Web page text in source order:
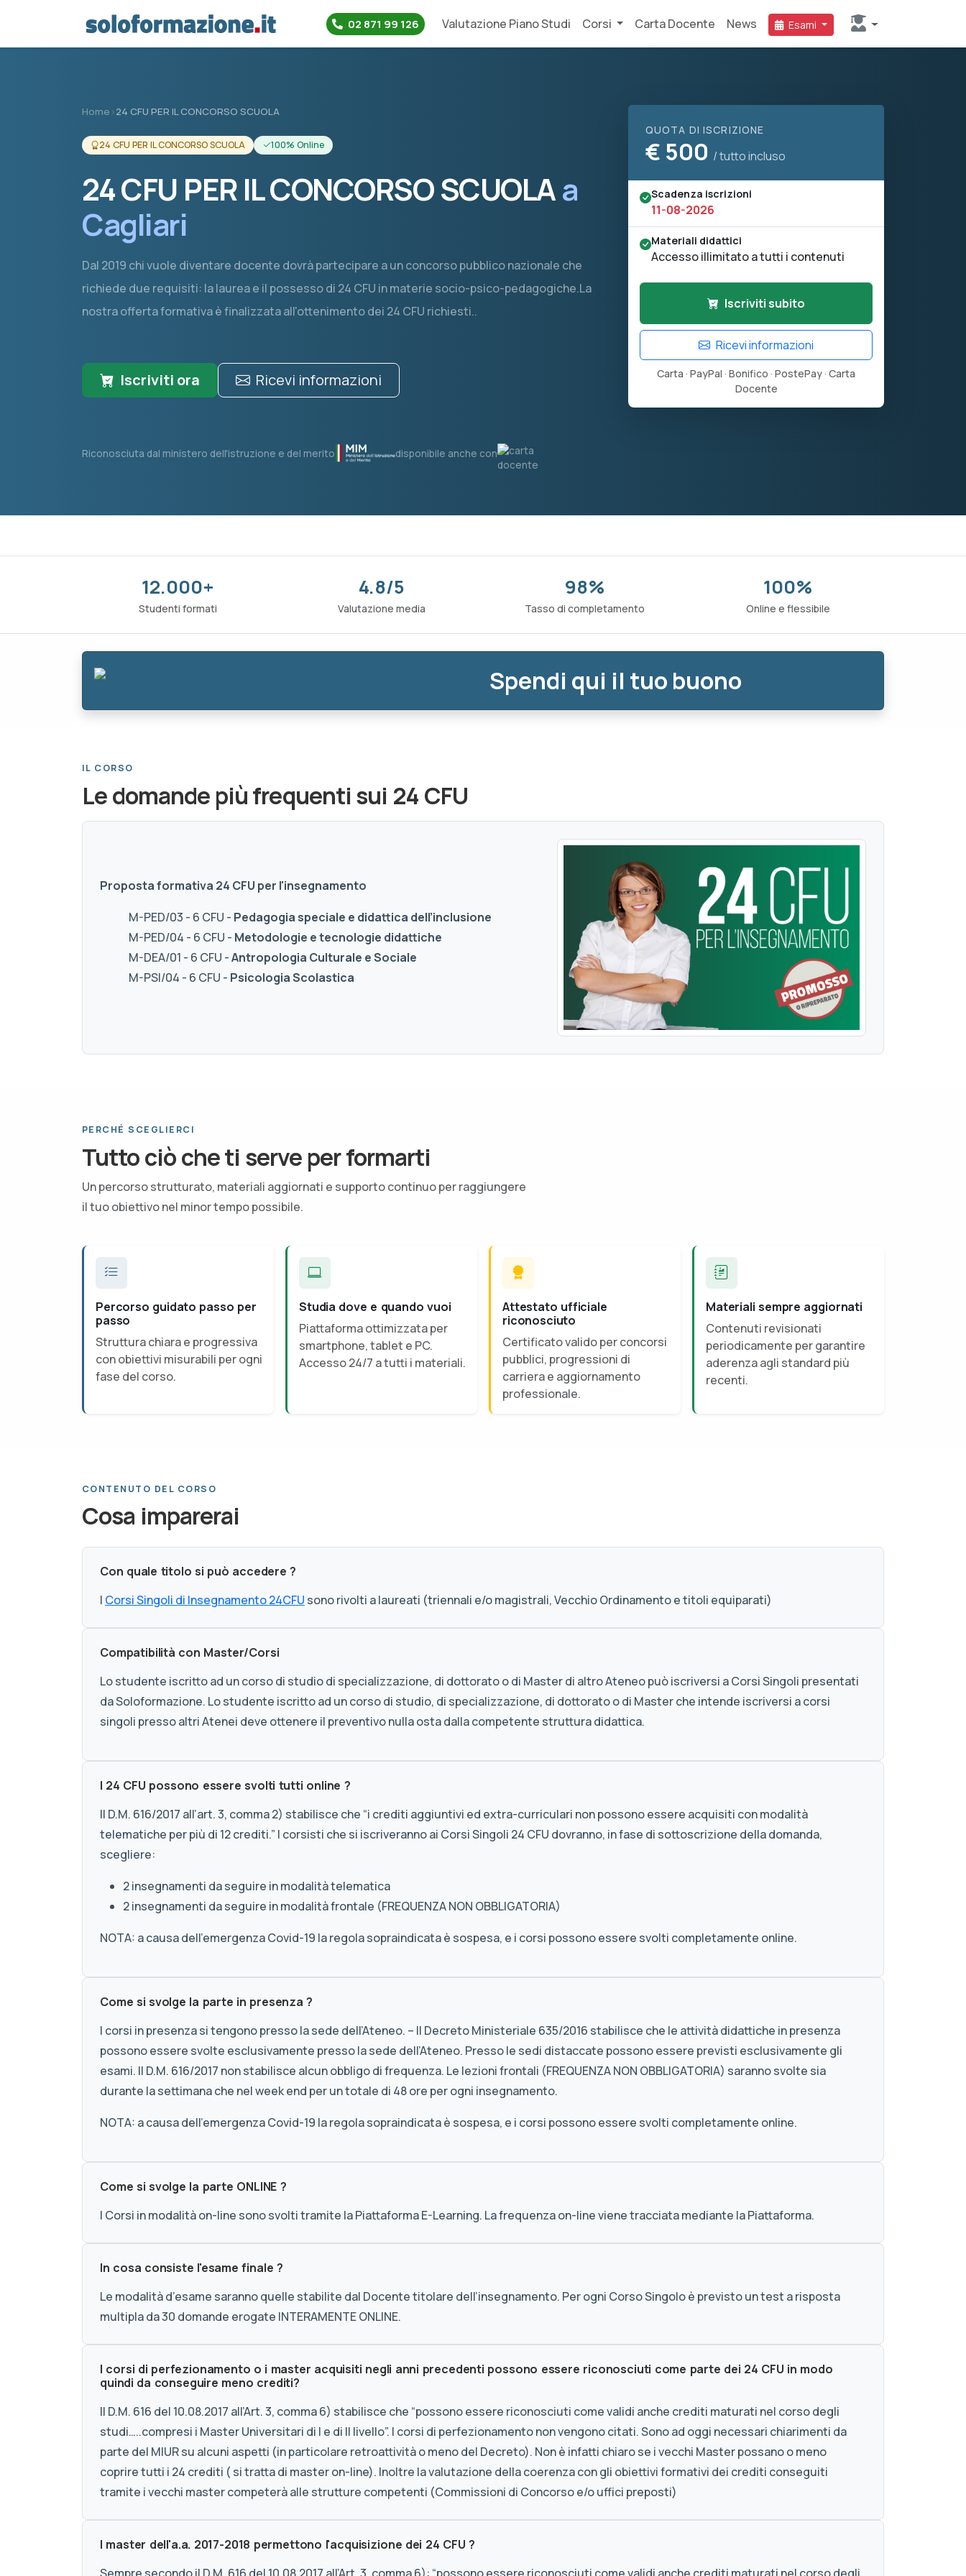
02 871 99 126 Valutazione Piano Studi Corsi Carta Docente News Esami
Home ›24 CFU PER IL CONCORSO SCUOLA
24 CFU PER IL CONCORSO SCUOLA 100% Online
24 CFU PER IL CONCORSO SCUOLAa
Cagliari
Dal 2019 chi vuole diventare docente dovrà partecipare a un concorso pubblico nazionale che
richiede due requisiti: la laurea e il possesso di 24 CFU in materie socio-psico-pedagogiche.La
nostra offerta formativa è finalizzata all'ottenimento dei 24 CFU richiesti..
Iscriviti ora Ricevi informazioni
Riconosciuta dal ministero dell'istruzione e del merito disponibile anche con
QUOTA DI ISCRIZIONE
€ 500 / tutto incluso
Scadenza iscrizioni
11-08-2026
Materiali didattici
Accesso illimitato a tutti i contenuti
Iscriviti subito
Ricevi informazioni
Carta · PayPal · Bonifico · PostePay · Carta
Docente
12.000+
Studenti formati
4.8/5
Valutazione media
98%
Tasso di completamento
100%
Online e flessibile
Spendi qui il tuo buono
IL CORSO
Le domande più frequenti sui 24 CFU
Proposta formativa 24 CFU per l'insegnamento
M-PED/03 - 6 CFU - Pedagogia speciale e didattica dell’inclusione
M-PED/04 - 6 CFU - Metodologie e tecnologie didattiche
M-DEA/01 - 6 CFU -Antropologia Culturale e Sociale
M-PSI/04 - 6 CFU - Psicologia Scolastica
PERCHÉ SCEGLIERCI
Tutto ciò che ti serve per formarti
Un percorso strutturato, materiali aggiornati e supporto continuo per raggiungere
il tuo obiettivo nel minor tempo possibile.
Percorso guidato passo per
passo
Struttura chiara e progressiva
con obiettivi misurabili per ogni
fase del corso.
Studia dove e quando vuoi
Piattaforma ottimizzata per
smartphone, tablet e PC.
Accesso 24/7 a tutti i materiali.
Attestato ufficiale
riconosciuto
Certificato valido per concorsi
pubblici, progressioni di
carriera e aggiornamento
professionale.
Materiali sempre aggiornati
Contenuti revisionati
periodicamente per garantire
aderenza agli standard più
recenti.
CONTENUTO DEL CORSO
Cosa imparerai
Con quale titolo si può accedere ?
I Corsi Singoli di Insegnamento 24CFU sono rivolti a laureati (triennali e/o magistrali, Vecchio Ordinamento e titoli equiparati)
Compatibilità con Master/Corsi
Lo studente iscritto ad un corso di studio di specializzazione, di dottorato o di Master di altro Ateneo può iscriversi a Corsi Singoli presentati
da Soloformazione. Lo studente iscritto ad un corso di studio, di specializzazione, di dottorato o di Master che intende iscriversi a corsi
singoli presso altri Atenei deve ottenere il preventivo nulla osta dalla competente struttura didattica.
I 24 CFU possono essere svolti tutti online ?
Il D.M. 616/2017 all’art. 3, comma 2) stabilisce che “i crediti aggiuntivi ed extra-curriculari non possono essere acquisiti con modalità
telematiche per più di 12 crediti.” I corsisti che si iscriveranno ai Corsi Singoli 24 CFU dovranno, in fase di sottoscrizione della domanda,
scegliere:
2 insegnamenti da seguire in modalità telematica
2 insegnamenti da seguire in modalità frontale (FREQUENZA NON OBBLIGATORIA)
NOTA: a causa dell'emergenza Covid-19 la regola sopraindicata è sospesa, e i corsi possono essere svolti completamente online.
Come si svolge la parte in presenza ?
I corsi in presenza si tengono presso la sede dell’Ateneo. – Il Decreto Ministeriale 635/2016 stabilisce che le attività didattiche in presenza
possono essere svolte esclusivamente presso la sede dell’Ateneo. Presso le sedi distaccate possono essere previsti esclusivamente gli
esami. Il D.M. 616/2017 non stabilisce alcun obbligo di frequenza. Le lezioni frontali (FREQUENZA NON OBBLIGATORIA) saranno svolte sia
durante la settimana che nel week end per un totale di 48 ore per ogni insegnamento.
NOTA: a causa dell'emergenza Covid-19 la regola sopraindicata è sospesa, e i corsi possono essere svolti completamente online.
Come si svolge la parte ONLINE ?
I Corsi in modalità on-line sono svolti tramite la Piattaforma E-Learning. La frequenza on-line viene tracciata mediante la Piattaforma.
In cosa consiste l'esame finale ?
Le modalità d’esame saranno quelle stabilite dal Docente titolare dell’insegnamento. Per ogni Corso Singolo è previsto un test a risposta
multipla da 30 domande erogate INTERAMENTE ONLINE.
I corsi di perfezionamento o i master acquisiti negli anni precedenti possono essere riconosciuti come parte dei 24 CFU in modo
quindi da conseguire meno crediti?
Il D.M. 616 del 10.08.2017 all’Art. 3, comma 6) stabilisce che “possono essere riconosciuti come validi anche crediti maturati nel corso degli
studi…..compresi i Master Universitari di I e di II livello”. I corsi di perfezionamento non vengono citati. Sono ad oggi necessari chiarimenti da
parte del MIUR su alcuni aspetti (in particolare retroattività o meno del Decreto). Non è infatti chiaro se i vecchi Master possano o meno
coprire tutti i 24 crediti ( si tratta di master on-line). Inoltre la valutazione della coerenza con gli obiettivi formativi dei crediti conseguiti
tramite i vecchi master competerà alle strutture competenti (Commissioni di Concorso e/o uffici preposti)
I master dell'a.a. 2017-2018 permettono l'acquisizione dei 24 CFU ?